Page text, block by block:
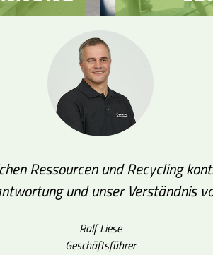
Ressourcen und Recycling
und unser Verständnis
Ralf Liese
Geschäftsführer